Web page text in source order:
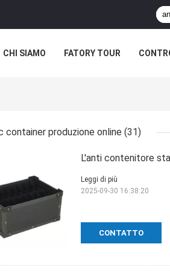
CHI SIAMO FATORY TOUR
container produzione online (31)
L'anti contenitore
CONTATTO
Leggi di più
2025-09-30 16:38:20